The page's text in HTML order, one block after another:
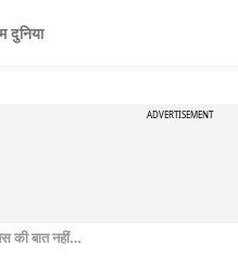
दुनिया
ADVERTISEMENT
की बात नहीं…